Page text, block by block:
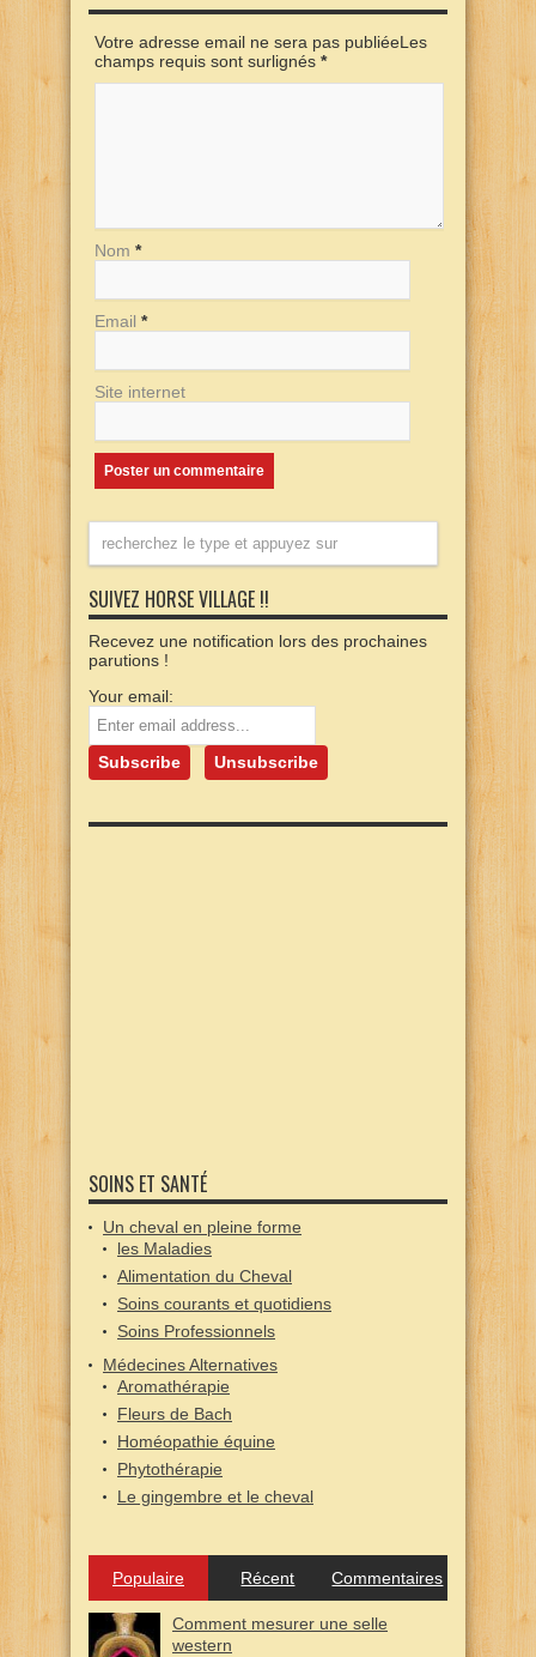
Votre adresse email ne sera pas publiéeLes
champs requis sont surlignés *
Nom *
Email *
Site internet
SUIVEZ HORSE VILLAGE !!
Recevez une notification lors des prochaines
parutions !
Your email:
SOINS ET SANTÉ
Un cheval en pleine forme
les Maladies
Alimentation du Cheval
Soins courants et quotidiens
Soins Professionnels
Médecines Alternatives
Aromathérapie
Fleurs de Bach
Homéopathie équine
Phytothérapie
Le gingembre et le cheval
Populaire Récent Commentaires
Comment mesurer une selle
western